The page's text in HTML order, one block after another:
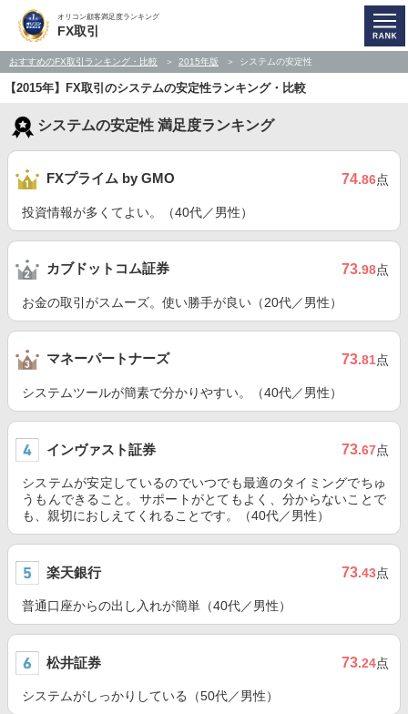
オリコン顧客満足度ランキング
FX取引
おすすめのFX取引ランキング・比較 2015年版 システムの安定性
【2015年】FX取引のシステムの安定性ランキング・比較
システムの安定性 満足度ランキング
FXプライム by GMO 74.86点
投資情報が多くてよい。（40代／男性）
カブドットコム証券 73.98点
お金の取引がスムーズ。使い勝手が良い（20代／男性）
マネーパートナーズ 73.81点
システムツールが簡素で分かりやすい。（40代／男性）
インヴァスト証券 73.67点
システムが安定しているのでいつでも最適のタイミングでちゅ
うもんできること。サポートがとてもよく、分からないことで
も、親切におしえてくれることです。（40代／男性）
楽天銀行 73.43点
普通口座からの出し入れが簡単（40代／男性）
松井証券 73.24点
システムがしっかりしている（50代／男性）